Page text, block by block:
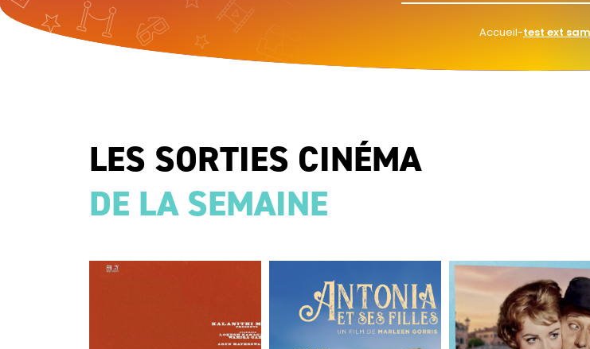
Accueil-test ext sam
LES SORTIES CINÉMA
DE LA SEMAINE